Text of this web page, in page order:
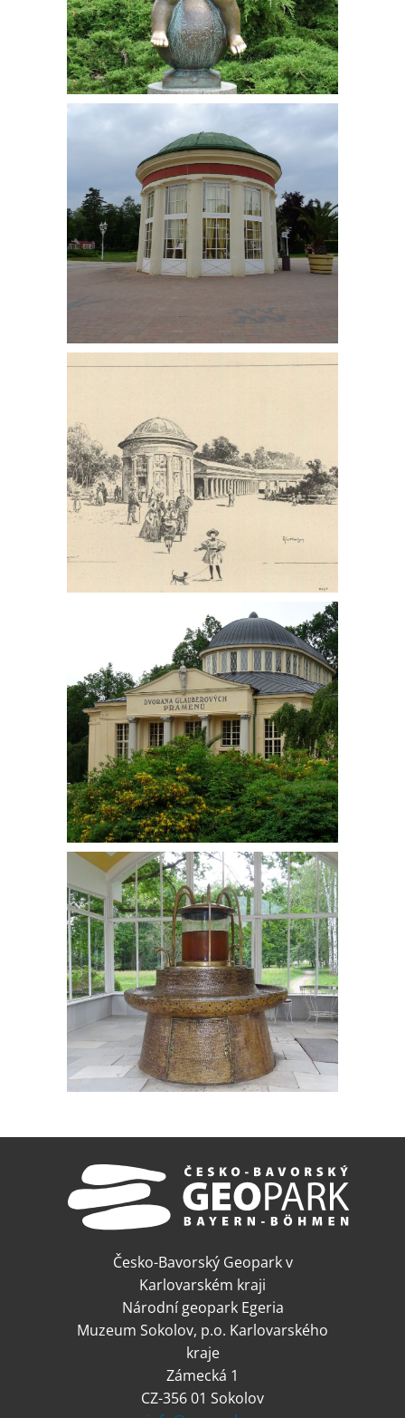
Česko-Bavorský Geopark v
Karlovarském kraji
Národní geopark Egeria
Muzeum Sokolov, p.o. Karlovarského
kraje
Zámecká 1
CZ-356 01 Sokolov